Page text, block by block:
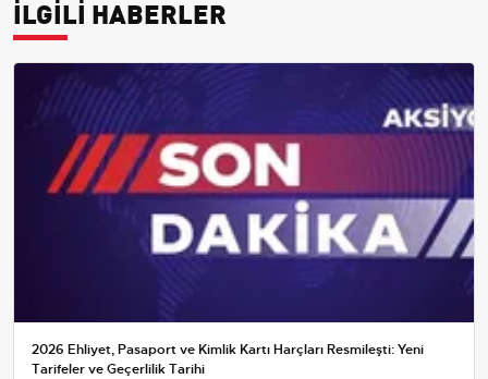
İLGİLİ HABERLER
2026 Ehliyet, Pasaport ve Kimlik Kartı Harçları Resmileşti: Yeni
Tarifeler ve Geçerlilik Tarihi